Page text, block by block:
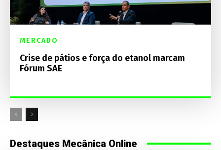
MERCADO
Crise de pátios e força do etanol marcam
Fórum SAE
Destaques Mecânica Online